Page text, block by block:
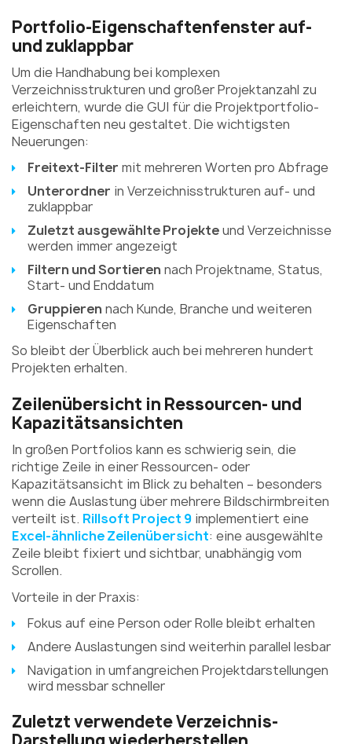
Portfolio-Eigenschaftenfenster auf-
und zuklappbar
Um die Handhabung bei komplexen
Verzeichnisstrukturen und großer Projektanzahl zu
erleichtern, wurde die GUI für die Projektportfolio-
Eigenschaften neu gestaltet. Die wichtigsten
Neuerungen:
Freitext-Filter mit mehreren Worten pro Abfrage
Unterordner in Verzeichnisstrukturen auf- und
zuklappbar
Zuletzt ausgewählte Projekteund Verzeichnisse
werden immer angezeigt
Filtern und Sortieren nach Projektname, Status,
Start- und Enddatum
Gruppieren nach Kunde, Branche und weiteren
Eigenschaften
So bleibt der Überblick auch bei mehreren hundert
Projekten erhalten.
Zeilenübersicht in Ressourcen- und
Kapazitätsansichten
In großen Portfolios kann es schwierig sein, die
richtige Zeile in einer Ressourcen- oder
Kapazitätsansicht im Blick zu behalten – besonders
wenn die Auslastung über mehrere Bildschirmbreiten
verteilt ist. Rillsoft Project 9 implementiert eine
Excel-ähnliche Zeilenübersicht: eine ausgewählte
Zeile bleibt fixiert und sichtbar, unabhängig vom
Scrollen.
Vorteile in der Praxis:
Fokus auf eine Person oder Rolle bleibt erhalten
Andere Auslastungen sind weiterhin parallel lesbar
Navigation in umfangreichen Projektdarstellungen
wird messbar schneller
Zuletzt verwendete Verzeichnis-